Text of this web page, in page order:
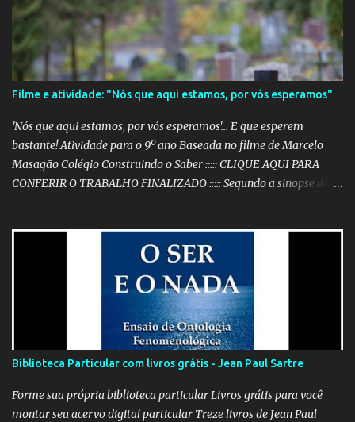
Filme e atividade: "Nós que aqui estamos, por vós esperamos"
'Nós que aqui estamos, por vós esperamos'... E que esperem
bastante! Atividade para o 9º ano Baseada no filme de Marcelo
Masagão Colégio Construindo o Saber ::::: CLIQUE AQUI PARA
CONFERIR O TRABALHO FINALIZADO ::::: Segundo a sinopse do
lançado em 1999, o filme mostra como os grandes acontecimentos
são repletos de inúmeras histórias menores (mas não menos
importantes) que passam despercebidas na maioria das vezes.
Sem dúvida alguma, este é um dos filmes mais poéticos da
produção brasileira. A beleza está na combinação das imagens,
nos curtos e certeiros textos e, principalmente, na música. Clique
aqui para conferir o vídeo e a história do Alfaiate Voador, citado
no filme . É possível atrair a atenção dos alunos com um filme
destoante das grandes pr...
Biblioteca Particular com livros grátis - Jean Paul Sartre
Forme sua própria biblioteca particular Livros grátis para você
montar seu acervo digital particular Treze livros de Jean Paul